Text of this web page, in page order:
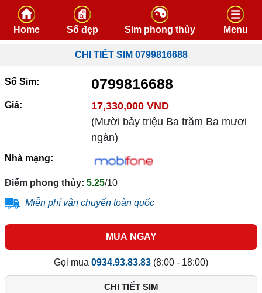
Skip to content
Home Số đẹp Sim phong thủy Menu
CHI TIẾT SIM 0799816688
Số Sim: 0799816688
Giá:
17,330,000 VND
(Mười bảy triệu Ba trăm Ba mươi
ngàn)
Nhà mạng:
Điểm phong thủy: 5.25/10
Miễn phí vận chuyển toàn quốc
MUA NGAY
Gọi mua 0934.93.83.83 (8:00 - 18:00)
CHI TIẾT SIM